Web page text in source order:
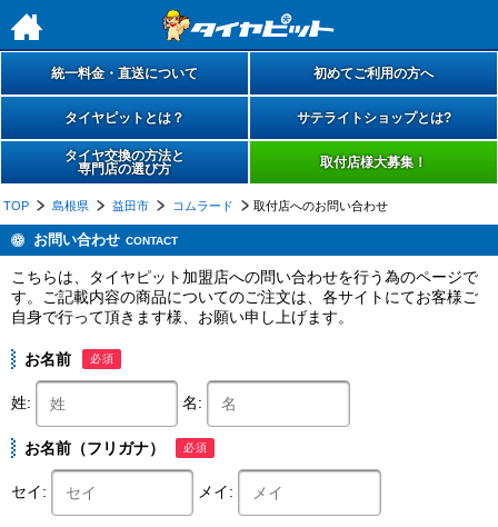
h
統一料金・直送について 初めてご利用の方へ
タイヤピットとは？ サテライトショップとは?
タイヤ交換の方法と
専門店の選び方
取付店様大募集！
TOP 島根県 益田市 コムラード 取付店へのお問い合わせ
お問い合わせ CONTACT
こちらは、タイヤピット加盟店への問い合わせを行う為のページで
す。ご記載内容の商品についてのご注文は、各サイトにてお客様ご
自身で行って頂きます様、お願い申し上げます。
お名前 必須
姓: 名:
お名前（フリガナ） 必須
セイ: メイ: